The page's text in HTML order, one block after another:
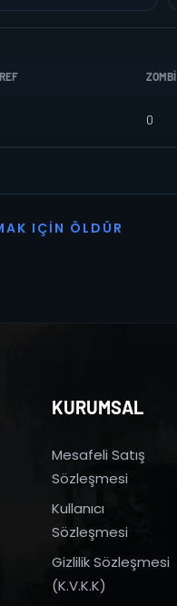
ZOMBI
0
AK I ÇI N Ö L D Ü R
KURUMSAL
Mesafeli Satış
Sözleşmesi
Kullanıcı
Sözleşmesi
Gizlilik Sözleşmesi
(K.V.K.K)